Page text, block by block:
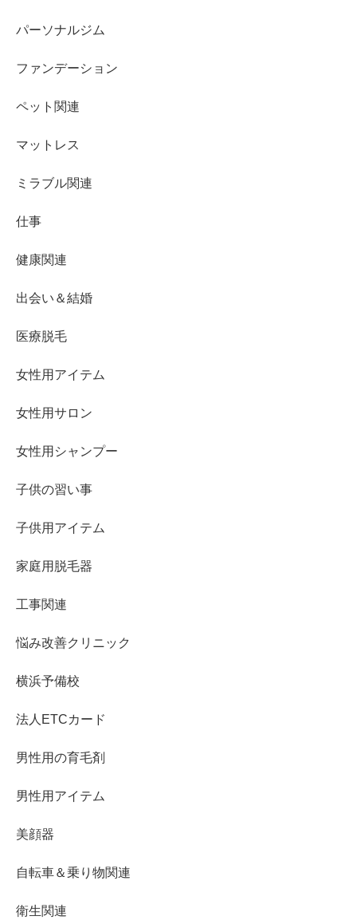
パーソナルジム
ファンデーション
ペット関連
マットレス
ミラブル関連
仕事
健康関連
出会い＆結婚
医療脱毛
女性用アイテム
女性用サロン
女性用シャンプー
子供の習い事
子供用アイテム
家庭用脱毛器
工事関連
悩み改善クリニック
横浜予備校
法人ETCカード
男性用の育毛剤
男性用アイテム
美顔器
自転車＆乗り物関連
衛生関連